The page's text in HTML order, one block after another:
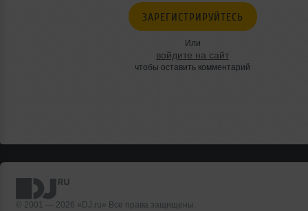
ЗАРЕГИСТРИРУЙТЕСЬ
Или
войдите на сайт
чтобы оставить комментарий
© 2001 — 2026 «DJ.ru» Все права защищены.